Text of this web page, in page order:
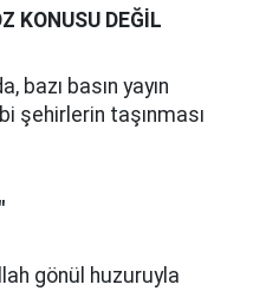
KONUSU DEĞİL
bazı basın yayın
şehirlerin taşınması
gönül huzuruyla